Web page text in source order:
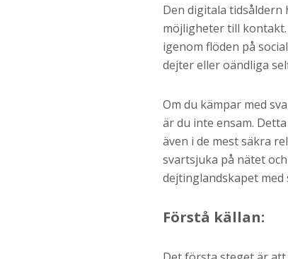
Genom att registrera godkänner jag
. Jag godkänner att ta
information och reklam via e-post från
operatörer. Jag kan dra tillbaka
Den digitala
möjligheter till kontakt.
igenom flöden på
dejter eller oändliga
Om du kämpar med
är du inte ensam.
även i de mest säkra
svartsjuka på nätet
dejtinglandskapet
Förstå källan: